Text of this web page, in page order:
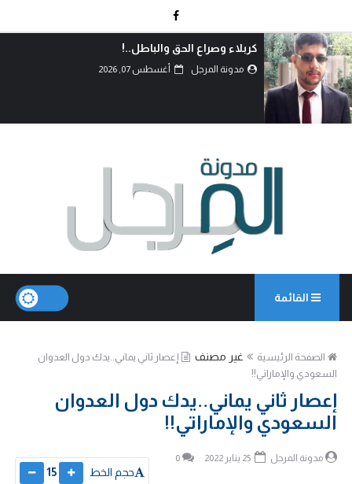
دماءُ أبنائنا ليست رخيصة..!
مدونة المرجل أغسطس 07, 2026
القائمة
الصفحة الرئيسية غير مصنف
إعصار ثاني يماني..يدك دول العدوان
السعودي والإماراتي!!
إعصار ثاني يماني..يدك دول العدوان
السعودي والإماراتي!!
مدونة المرجل 0
حجم الخط 15